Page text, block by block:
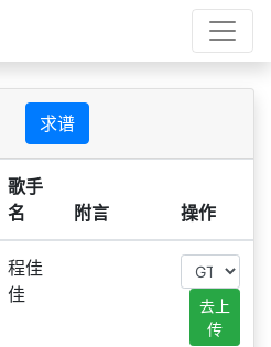
求谱
歌手
名
附言 操作
程佳
佳
去上
传